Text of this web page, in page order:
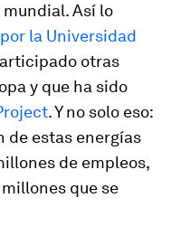
Así lo
la Universidad
otras
y que ha sido
. Y no solo eso:
de estas energías
de empleos,
que se